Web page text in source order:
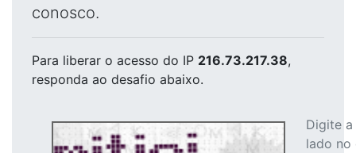
conosco.
Para liberar o acesso do IP 216.73.217.38,
responda ao desafio abaixo.
Digite
lado no